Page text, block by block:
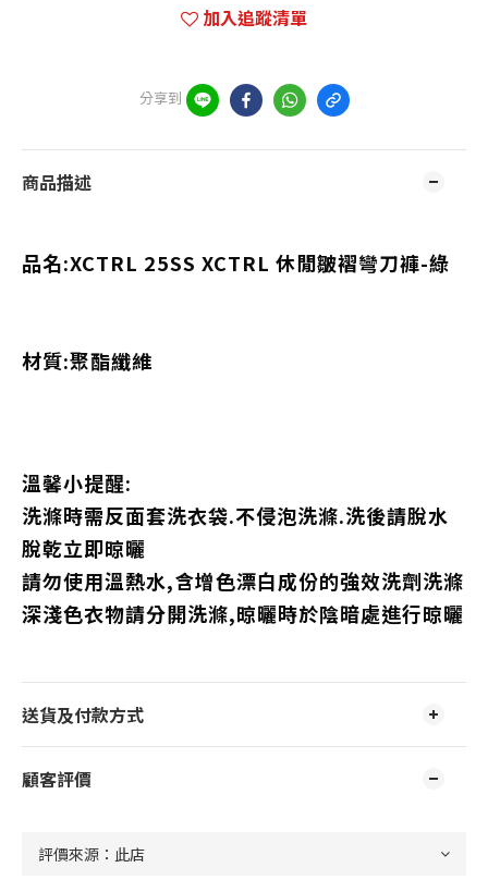
加入追蹤清單
分享到
商品描述
品名:XCTRL 25SS XCTRL 休閒皺褶彎刀褲-綠
材質:聚酯纖維
溫馨小提醒:
洗滌時需反面套洗衣袋.不侵泡洗滌.洗後請脫水
脫乾立即晾曬
請勿使用溫熱水,含增色漂白成份的強效洗劑洗滌
深淺色衣物請分開洗滌,晾曬時於陰暗處進行晾曬
送貨及付款方式
顧客評價